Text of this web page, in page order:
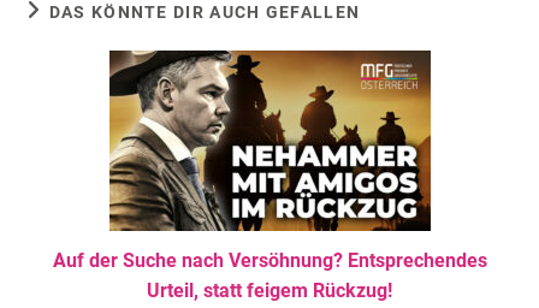
DAS KÖNNTE DIR AUCH GEFALLEN
Auf der Suche nach Versöhnung? Entsprechendes
Urteil, statt feigem Rückzug!